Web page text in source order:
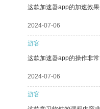
这款加速器app的加速效
2024-07-06
游客
这款加速器app的操作非
2024-07-06
游客